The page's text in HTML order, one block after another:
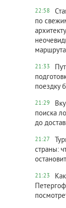
22:58
по
21:33
поездку
21:29
поиска
до
21:27
страны:
21:23